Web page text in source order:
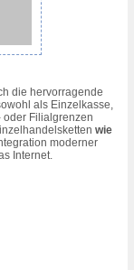
die hervorragende
als Einzelkasse,
oder Filialgrenzen
wie
moderner
Internet.